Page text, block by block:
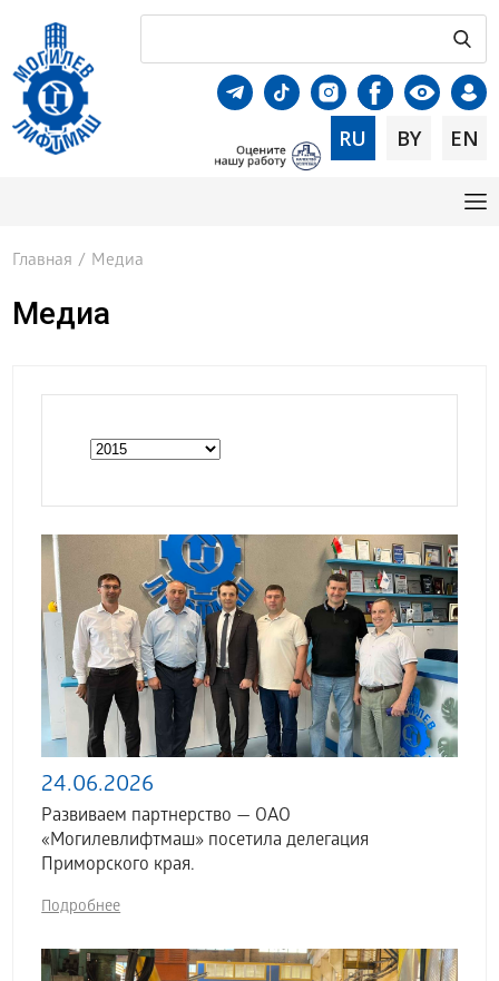
RU BY EN
Главная / Медиа
Медиа
24.06.2026
Развиваем партнерство — ОАО
«Могилевлифтмаш» посетила делегация
Приморского края.
Подробнее